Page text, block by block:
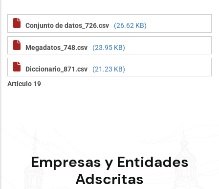
Conjunto de datos_726.csv (26.62 KB)
Megadatos_748.csv (23.95 KB)
Diccionario_871.csv
(21.23 KB)
Artículo 19
Empresas y Entidades
Adscritas